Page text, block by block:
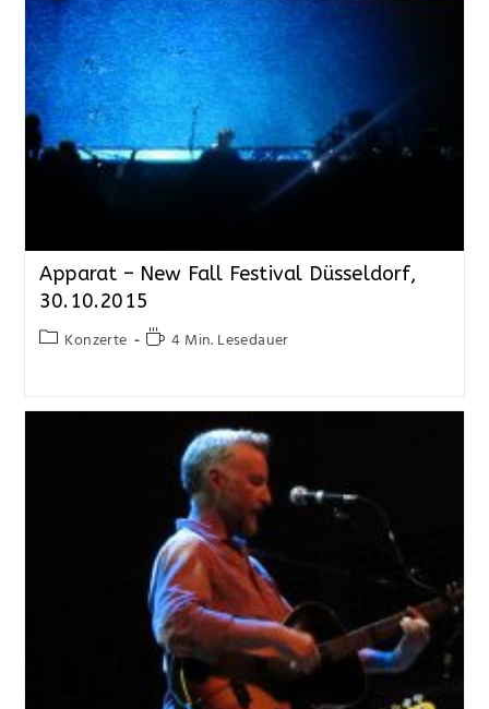
Apparat – New Fall Festival Düsseldorf,
30.10.2015
Konzerte 4 Min. Lesedauer